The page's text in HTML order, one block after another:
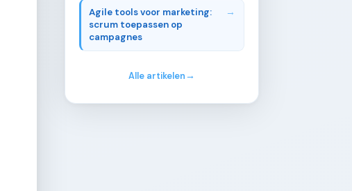
Agile tools voor marketing:
scrum toepassen op
campagnes
Alle artikelen